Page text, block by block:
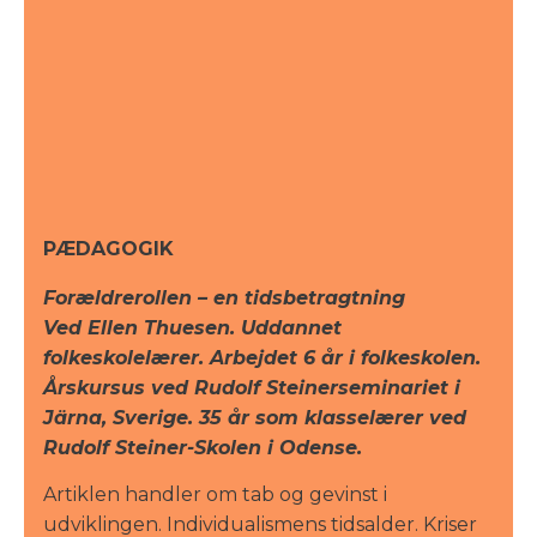
PÆDAGOGIK
Forældrerollen – en tidsbetragtning
Ved Ellen Thuesen. Uddannet
folkeskolelærer. Arbejdet 6 år i folkeskolen.
Årskursus ved Rudolf Steinerseminariet i
Järna, Sverige. 35 år som klasselærer ved
Rudolf Steiner-Skolen i Odense.
Artiklen handler om tab og gevinst i
udviklingen. Individualismens tidsalder. Kriser